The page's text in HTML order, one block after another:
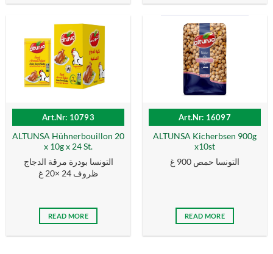
Art.Nr: 10793
ALTUNSA Hühnerbouillon 20
x 10g x 24 St.
التونسا بودرة مرقة الدجاج
ظروف 24 ×20 غ
READ MORE
Art.Nr: 16097
ALTUNSA Kicherbsen 900g
x10st
التونسا حمص 900 غ
READ MORE